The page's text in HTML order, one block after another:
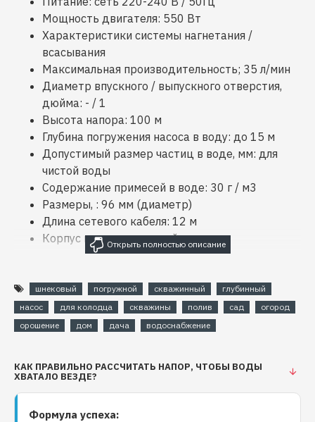
Мощность двигателя: 550 Вт
Характеристики системы нагнетания /
всасывания
Максимальная производительность; 35 л/мин
Диаметр впускного / выпускного отверстия,
дюйма: - / 1
Высота напора: 100 м
Глубина погружения насоса в воду: до 15 м
Допустимый размер частиц в воде, мм: для
чистой воды
Содержание примесей в воде: 30 г / м3
Размеры, : 96 мм (диаметр)
Длина сетевого кабеля: 12 м
Корпус из нержавеющей стали.
шнековый погружной скважинный
глубинный
насос
для колодца скважины полив сад
огород
орошение
дом дача водоснабжение
КАК ПРАВИЛЬНО РАССЧИТАТЬ НАПОР, ЧТОБЫ ВОДЫ
ХВАТАЛО ВЕЗДЕ?
Формула успеха: